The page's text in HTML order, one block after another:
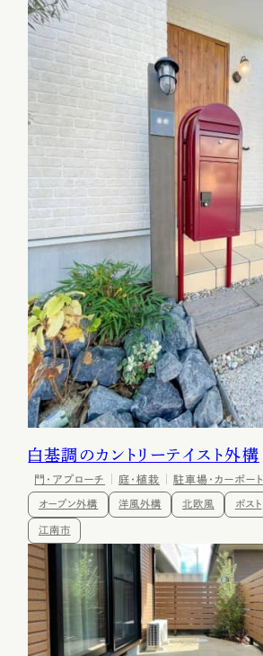
白基調のカントリーテイスト外構
門・アプローチ 庭・植栽 駐車場・カーポート
オープン外構 洋風外構 北欧風 ポスト
江南市